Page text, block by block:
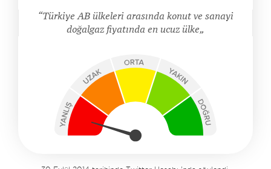
Türkiye AB ülkeleri arasında konut ve sanayi
doğalgaz fiyatında en ucuz ülke